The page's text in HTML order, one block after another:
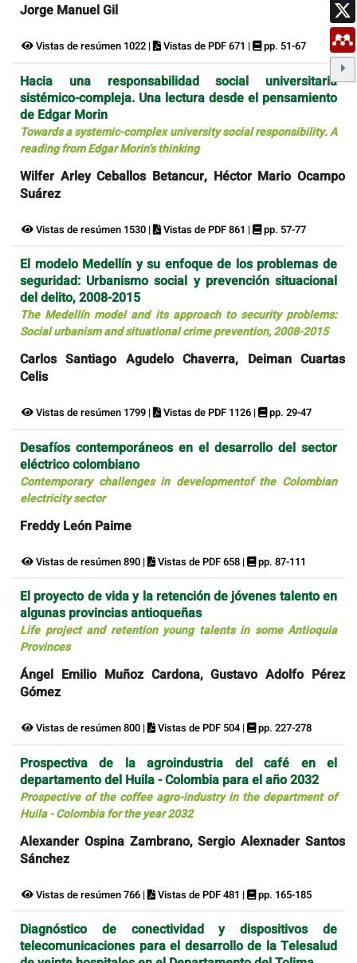
Jorge Manuel Gil
Vistas de resúmen 1022 | Vistas de PDF 671 | pp. 51-67
Hacia una responsabilidad social universitaria
sistémico-compleja. Una lectura desde el pensamiento
de Edgar Morin
Towards a systemic-complex university social responsibility. A
reading from Edgar Morin’s thinking
Wilfer Arley Ceballos Betancur, Héctor Mario Ocampo
Suárez
Vistas de resúmen 1530 | Vistas de PDF 861 | pp. 57-77
El modelo Medellín y su enfoque de los problemas de
seguridad: Urbanismo social y prevención situacional
del delito, 2008-2015
The Medellín model and its approach to security problems:
Social urbanism and situational crime prevention, 2008-2015
Carlos Santiago Agudelo Chaverra, Deiman Cuartas
Celis
Vistas de resúmen 1799 | Vistas de PDF 1126 | pp. 29-47
Desafíos contemporáneos en el desarrollo del sector
eléctrico colombiano
Contemporary challenges in developmentof the Colombian
electricity sector
Freddy León Paime
Vistas de resúmen 890 | Vistas de PDF 658 | pp. 87-111
El proyecto de vida y la retención de jóvenes talento en
algunas provincias antioqueñas
Life project and retention young talents in some Antioquia
Provinces
Ángel Emilio Muñoz Cardona, Gustavo Adolfo Pérez
Gómez
Vistas de resúmen 800 | Vistas de PDF 504 | pp. 227-278
Prospectiva de la agroindustria del café en el
departamento del Huila - Colombia para el año 2032
Prospective of the coffee agro-industry in the department of
Huila - Colombia for the year 2032
Alexander Ospina Zambrano, Sergio Alexnader Santos
Sánchez
Vistas de resúmen 766 | Vistas de PDF 481 | pp. 165-185
Diagnóstico de conectividad y dispositivos de
telecomunicaciones para el desarrollo de la Telesalud